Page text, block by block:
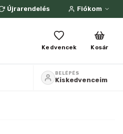
Újrarendelés Fiókom
Kedvencek Kosár
BELÉPÉS
Kiskedvenceim